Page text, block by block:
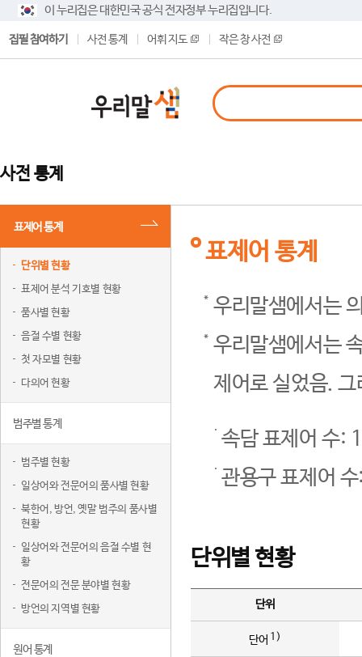
이 누리집은 대한민국 공식 전자정부 누리집입니다.
집필 참여하기 사전 통계 어휘 지도 작은 창 사전
사전 통계
표제어 통계
단위별 현황
표제어 분석 기호별 현황
품사별 현황
음절 수별 현황
첫 자모별 현황
다의어 현황
범주별 통계
범주별 현황
일상어와 전문어의 품사별 현황
북한어, 방언, 옛말 범주의 품사별
현황
일상어와 전문어의 음절 수별 현
황
전문어의 전문 분야별 현황
방언의 지역별 현황
원어 통계
표제어 통계
우리말샘에서는
우리말샘에서는
제어로 실었음.
속담 표제어 수:
관용구 표제어
단위별 현황
단위
단어 1)